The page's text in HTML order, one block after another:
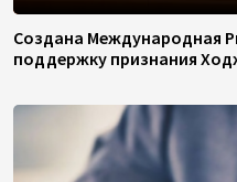
Создана Международная
поддержку признания